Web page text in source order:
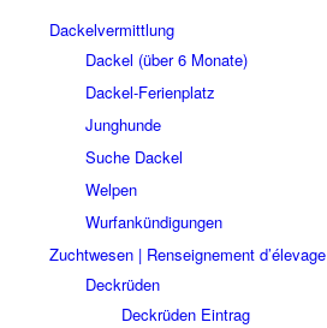
Dackelvermittlung
Dackel (über 6 Monate)
Dackel-Ferienplatz
Junghunde
Suche Dackel
Welpen
Wurfankündigungen
Zuchtwesen | Renseignement d’élevage
Deckrüden
Deckrüden Eintrag